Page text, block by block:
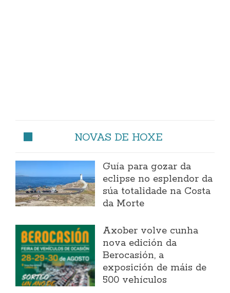
NOVAS DE HOXE
Guía para gozar da
eclipse no esplendor da
súa totalidade na Costa
da Morte
Axober volve cunha
nova edición da
Berocasión, a
exposición de máis de
500 vehículos